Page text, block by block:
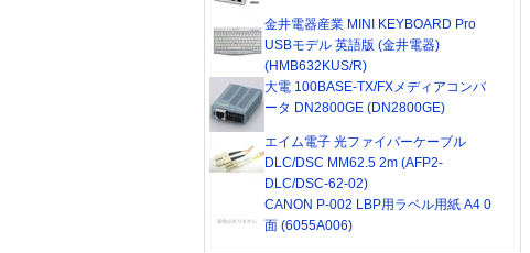
金井電器産業 MINI KEYBOARD Pro
USBモデル 英語版 (金井電器)
(HMB632KUS/R)
大電 100BASE-TX/FXメディアコンバ
ータ DN2800GE (DN2800GE)
エイム電子 光ファイバーケーブル
DLC/DSC MM62.5 2m (AFP2-
DLC/DSC-62-02)
CANON P-002 LBP用ラベル用紙 A4 0
面 (6055A006)